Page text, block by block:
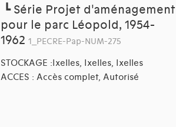
┗ Série Projet d'aménagement
pour le parc Léopold, 1954-
1962 1_PECRE-Pap-NUM-275
STOCKAGE :Ixelles, Ixelles, Ixelles
ACCES : Accès complet, Autorisé